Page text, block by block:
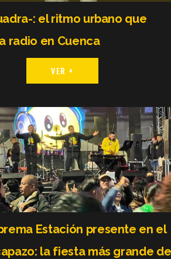
: el ritmo urbano que
radio en Cuenca
VER +
Estación presente en el
la fiesta más grande de